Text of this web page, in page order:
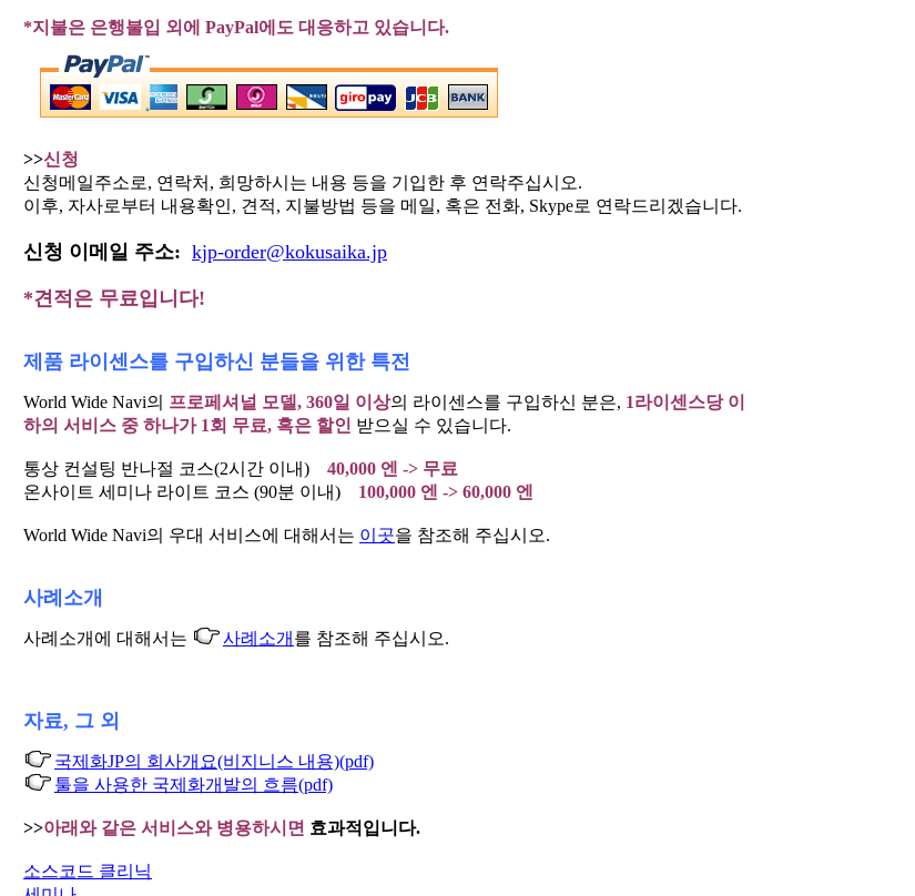
*지불은 은행불입 외에 PayPal에도 대응하고 있습니다.
>>신청
신청메일주소로, 연락처, 희망하시는 내용 등을 기입한 후 연락주십시오.
이후, 자사로부터 내용확인, 견적, 지불방법 등을 메일, 혹은 전화, Skype로 연락드리겠습니다.
신청 이메일 주소: kjp-order@kokusaika.jp
*견적은 무료입니다!
제품 라이센스를 구입하신 분들을 위한 특전
World Wide Navi의 프로페셔널 모델, 360일 이상의 라이센스를 구입하신 분은, 1라이센스당 이
하의 서비스 중 하나가 1회 무료, 혹은 할인 받으실 수 있습니다.
통상 컨설팅 반나절 코스(2시간 이내) 40,000 엔 -> 무료
온사이트 세미나 라이트 코스 (90분 이내) 100,000 엔 -> 60,000 엔
World Wide Navi의 우대 서비스에 대해서는 이곳을 참조해 주십시오.
사례소개
사례소개에 대해서는 사례소개 를 참조해 주십시오.
자료, 그 외
국제화JP의 회사개요(비지니스 내용)(pdf)
툴을 사용한 국제화개발의 흐름(pdf)
>>아래와 같은 서비스와 병용하시면 효과적입니다.
소스코드 클리닉